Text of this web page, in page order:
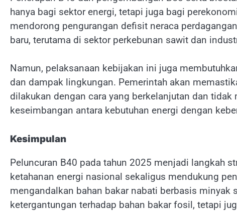
hanya bagi sektor energi, tetapi juga bagi
mendorong pengurangan defisit neraca
baru, terutama di sektor perkebunan sawit dan
Namun, pelaksanaan kebijakan ini juga
dan dampak lingkungan. Pemerintah akan
dilakukan dengan cara yang berkelanjutan dan
keseimbangan antara kebutuhan energi dengan
Kesimpulan
Peluncuran B40 pada tahun 2025 menjadi langkah
ketahanan energi nasional sekaligus mendukung
mengandalkan bahan bakar nabati berbasis minyak
ketergantungan terhadap bahan bakar fosil, tetapi